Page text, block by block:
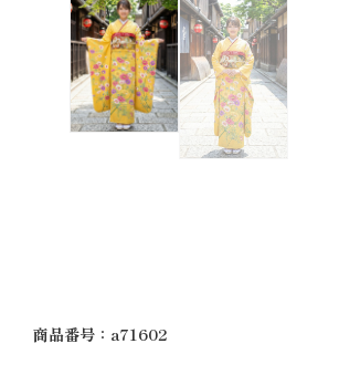
商品番号：a71602